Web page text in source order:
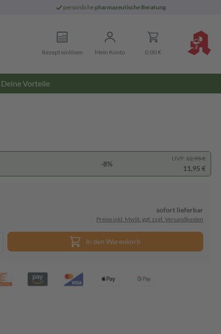
persönliche pharmazeutische Beratung
Rezept einlösen Mein Konto 0,00 €
Deine Vorteile
-8%
UVP: 12,95 €
11,95 €
sofort lieferbar
Preise inkl. MwSt. ggf. zzgl. Versandkosten
In den Warenkorb